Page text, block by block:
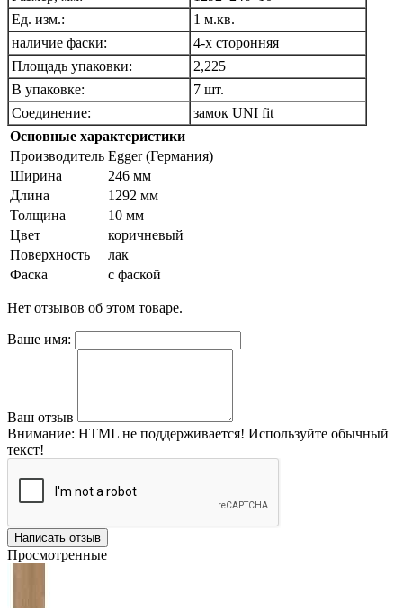
Ед. изм.:
1 м.кв.
наличие фаски:
4-х сторонняя
Площадь упаковки:
2,225
В упаковке:
7 шт.
Соединение:
замок UNI fit
Основные характеристики
Производитель Egger (Германия)
Ширина
246 мм
Длина
1292 мм
Толщина
10 мм
Цвет
коричневый
Поверхность
лак
Фаска
с фаской
Нет отзывов об этом товаре.
Ваше имя:
Ваш отзыв
Внимание: HTML не поддерживается! Используйте обычный
текст!
Написать отзыв
Просмотренные